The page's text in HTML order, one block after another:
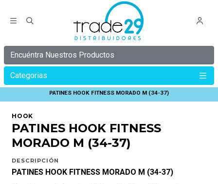
Encuéntra Nuestros Productos
Categorias
PATINES HOOK FITNESS MORADO M (34-37)
HOOK
PATINES HOOK FITNESS
MORADO M (34-37)
DESCRIPCIÓN
PATINES HOOK FITNESS MORADO M (34-37)